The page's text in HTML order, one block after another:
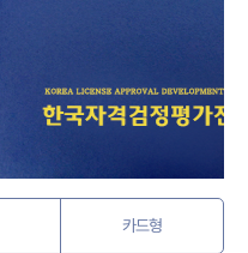
카드형